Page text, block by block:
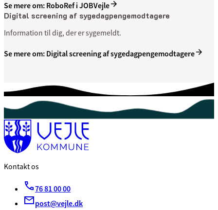
Se mere om: RoboRef i JOBVejle
Digital screening af sygedagpengemodtagere
Information til dig, der er sygemeldt.
Se mere om: Digital screening af sygedagpengemodtagere
Kontakt os
76 81 00 00
post@vejle.dk